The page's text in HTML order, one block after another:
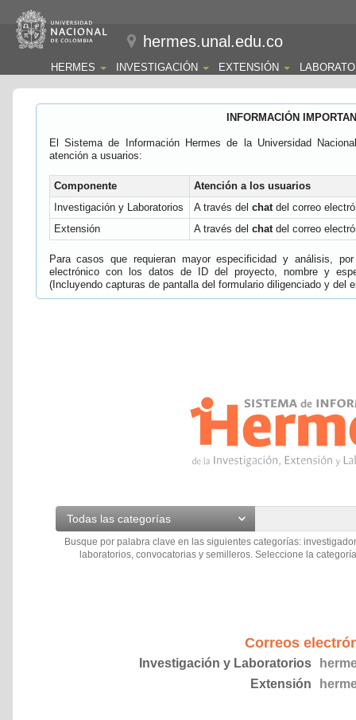
hermes.unal.edu.co
HERMES INVESTIGACIÓN EXTENSIÓN
INFORMACIÓN
El Sistema de Información Hermes de la Universidad
atención a usuarios:
Componente
Atención a los usuarios
Investigación y Laboratorios
A través del chatdel correo
Extensión
A través del chatdel correo
Para casos que requieran mayor especificidad y análisis,
electrónico con los datos de ID del proyecto, nombre y
(Incluyendo capturas de pantalla del formulario diligenciado y del
Todas las categorías
Busque por palabra clave en las siguientes categorías:
laboratorios, convocatorias y semilleros. Seleccione la
Correos
Investigación y Laboratorios
Extensión